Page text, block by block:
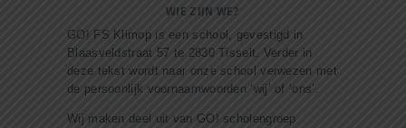
KLOKKENLUIDERSPROCEDURE
CONTACT
WIE ZIJN WE?
GO! FS Klimop is een school, gevestigd in
Blaasveldstraat 57 te 2830 Tisselt. Verder in
deze tekst wordt naar onze school verwezen met
de persoonlijk voornaamwoorden ‘wij’ of ‘ons’.
Wij maken deel uit van GO! scholengroep